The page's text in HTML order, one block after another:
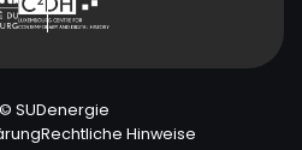
SUDenergie
Rechtliche Hinweise